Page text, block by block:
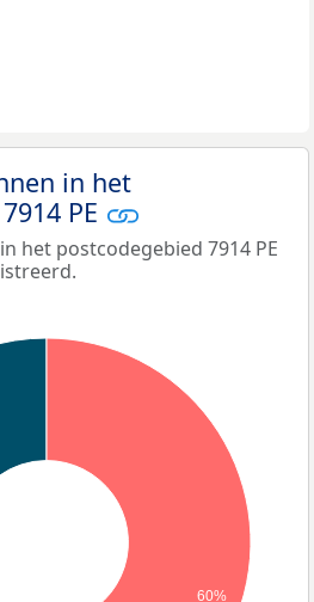
in het
PE
het postcodegebied 7914 PE
60%